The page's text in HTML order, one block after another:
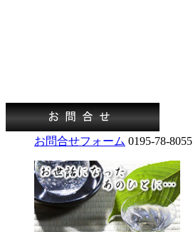
お問合せフォーム 0195-78-8055